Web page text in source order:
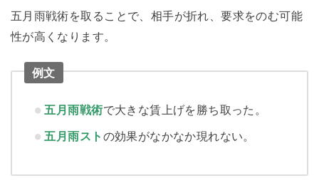
五月雨戦術を取ることで、相手が折れ、要求をのむ可能
性が高くなります。
例文
五月雨戦術で大きな賃上げを勝ち取った。
五月雨スト の効果がなかなか現れない。